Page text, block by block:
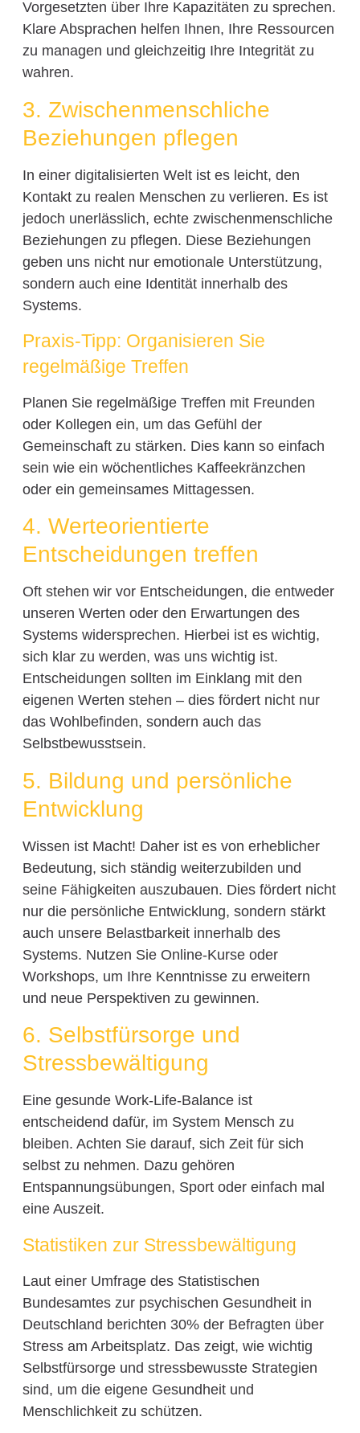
Vorgesetzten über Ihre Kapazitäten zu sprechen.
Klare Absprachen helfen Ihnen, Ihre Ressourcen
zu managen und gleichzeitig Ihre Integrität zu
wahren.
3. Zwischenmenschliche
Beziehungen pflegen
In einer digitalisierten Welt ist es leicht, den
Kontakt zu realen Menschen zu verlieren. Es ist
jedoch unerlässlich, echte zwischenmenschliche
Beziehungen zu pflegen. Diese Beziehungen
geben uns nicht nur emotionale Unterstützung,
sondern auch eine Identität innerhalb des
Systems.
Praxis-Tipp: Organisieren Sie
regelmäßige Treffen
Planen Sie regelmäßige Treffen mit Freunden
oder Kollegen ein, um das Gefühl der
Gemeinschaft zu stärken. Dies kann so einfach
sein wie ein wöchentliches Kaffeekränzchen
oder ein gemeinsames Mittagessen.
4. Werteorientierte
Entscheidungen treffen
Oft stehen wir vor Entscheidungen, die entweder
unseren Werten oder den Erwartungen des
Systems widersprechen. Hierbei ist es wichtig,
sich klar zu werden, was uns wichtig ist.
Entscheidungen sollten im Einklang mit den
eigenen Werten stehen – dies fördert nicht nur
das Wohlbefinden, sondern auch das
Selbstbewusstsein.
5. Bildung und persönliche
Entwicklung
Wissen ist Macht! Daher ist es von erheblicher
Bedeutung, sich ständig weiterzubilden und
seine Fähigkeiten auszubauen. Dies fördert nicht
nur die persönliche Entwicklung, sondern stärkt
auch unsere Belastbarkeit innerhalb des
Systems. Nutzen Sie Online-Kurse oder
Workshops, um Ihre Kenntnisse zu erweitern
und neue Perspektiven zu gewinnen.
6. Selbstfürsorge und
Stressbewältigung
Eine gesunde Work-Life-Balance ist
entscheidend dafür, im System Mensch zu
bleiben. Achten Sie darauf, sich Zeit für sich
selbst zu nehmen. Dazu gehören
Entspannungsübungen, Sport oder einfach mal
eine Auszeit.
Statistiken zur Stressbewältigung
Laut einer Umfrage des Statistischen
Bundesamtes zur psychischen Gesundheit in
Deutschland berichten 30% der Befragten über
Stress am Arbeitsplatz. Das zeigt, wie wichtig
Selbstfürsorge und stressbewusste Strategien
sind, um die eigene Gesundheit und
Menschlichkeit zu schützen.